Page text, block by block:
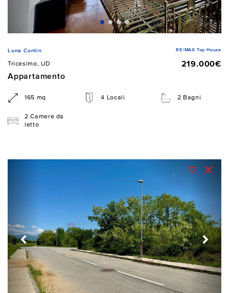
Luna Contin RE/MAX Top House
Tricesimo, UD
219.000€
Appartamento
165 mq 4 Locali 2 Bagni
2 Camere da
letto